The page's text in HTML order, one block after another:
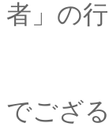
者」の
「あ
でござる